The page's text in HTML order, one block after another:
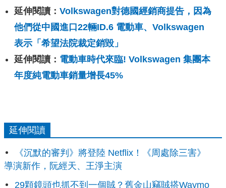
延伸閱讀： Volkswagen對德國經銷商提告，因為
他們從中國進口22輛ID.6 電動車、Volkswagen
表示「希望法院裁定銷毀」
延伸閱讀： 電動車時代來臨! Volkswagen 集團本
年度純電動車銷量增長45%
延伸閱讀
《沉默的審判》將登陸 Netflix！《周處除三害》
導演新作，阮經天、王淨主演
29顆鏡頭也抓不到一個賊？舊金山竊賊搭Waymo